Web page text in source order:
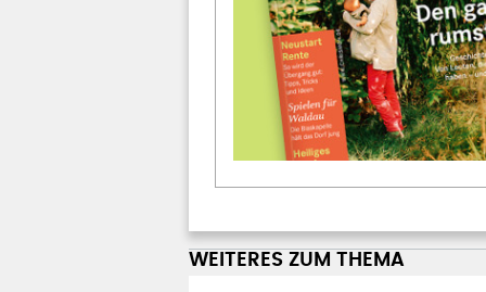
WEITERES ZUM THEMA